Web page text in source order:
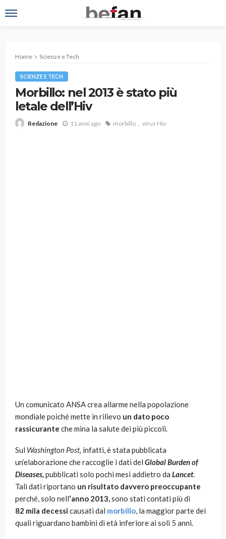
Home Scienze e Tech
SCIENZE E TECH
Morbillo: nel 2013 è stato più
letale dell’Hiv
Redazione 11 anni ago morbillo virus Hiv
Un comunicato ANSA crea allarme nella popolazione
mondiale poiché mette in rilievo un dato poco
rassicurante che mina la salute dei più piccoli.
Sul Washington Post, infatti, è stata pubblicata
un’elaborazione che raccoglie i dati del Global Burden of
Diseases,pubblicati solo pochi mesi addietro da Lancet.
Tali dati riportano un risultato davvero preoccupante
perché, solo nell‘anno 2013,sono stati contati più di
82 mila decessicausati dal morbillo, la maggior parte dei
quali riguardano bambini di età inferiore ai soli 5 anni.